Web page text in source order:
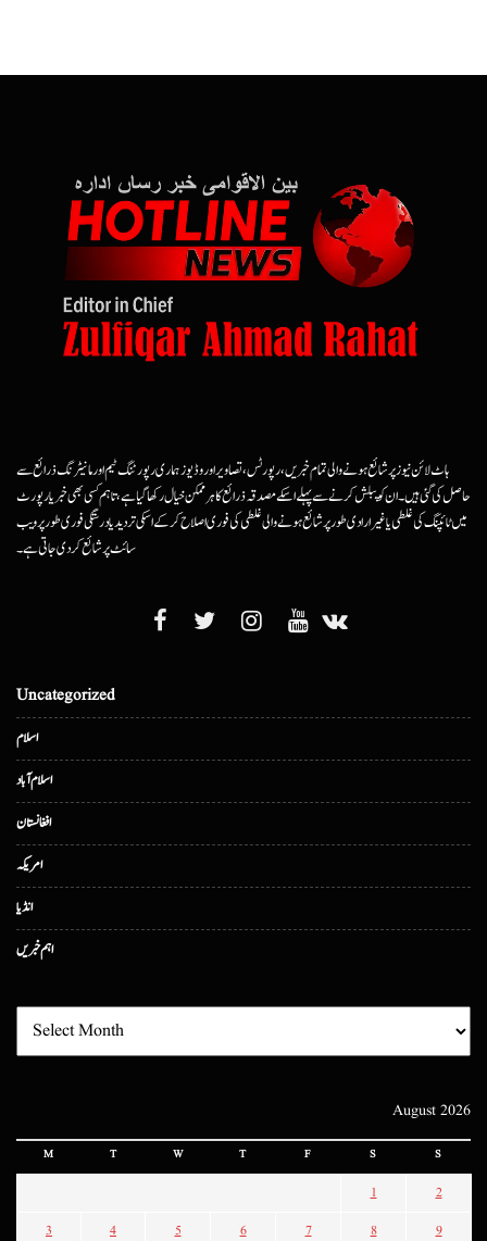
ہاٹ لائن نیوز پر شائع ہونے والی تمام خبریں، رپورٹس، تصاویر اور وڈیوز ہماری رپورٹنگ ٹیم اور مانیٹرنگ ذرائع سے
حاصل کی گئی ہیں۔ ان کو پبلش کرنے سے پہلے اسکے مصدقہ ذرائع کا ہرممکن خیال رکھا گیا ہے، تاہم کسی بھی خبر یا رپورٹ
میں ٹائپنگ کی غلطی یا غیرارادی طور پر شائع ہونے والی غلطی کی فوری اصلاح کرکے اسکی تردید یا درستگی فوری طور پر ویب
سائٹ پر شائع کردی جاتی ہے۔
Uncategorized
اسلام
اسلام آباد
افغانستان
امریکہ
انڈیا
اہم خبریں
August 2026
M T W T F S S
1 2
3 4 5 6 7 8 9